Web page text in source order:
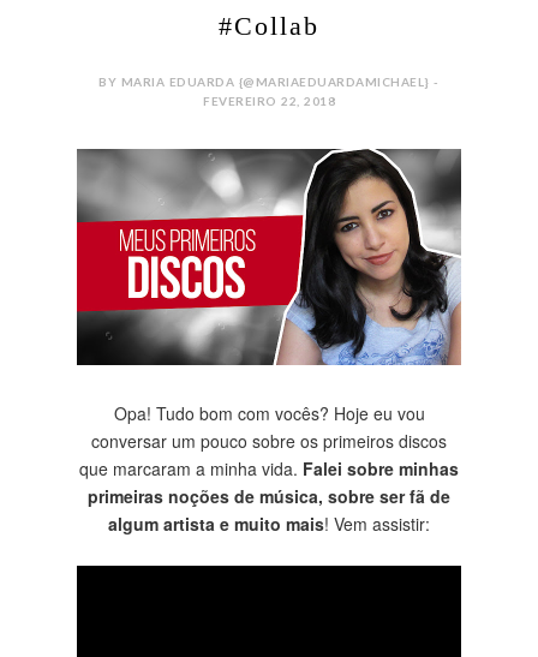
#Collab
BY MARIA EDUARDA {@MARIAEDUARDAMICHAEL} -
FEVEREIRO 22, 2018
Opa! Tudo bom com vocês? Hoje eu vou
conversar um pouco sobre os primeiros discos
que marcaram a minha vida. Falei sobre minhas
primeiras noções de música, sobre ser fã de
algum artista e muito mais! Vem assistir: